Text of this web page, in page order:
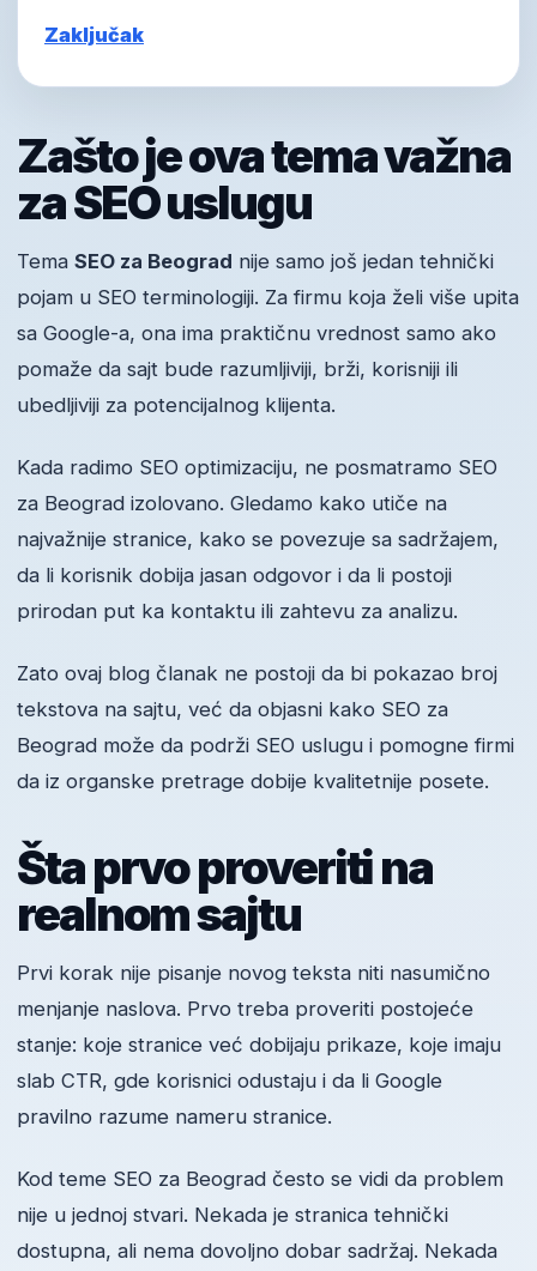
Zaključak
Zašto je ova tema važna
za SEO uslugu
Tema SEO za Beograd nije samo još jedan tehnički
pojam u SEO terminologiji. Za firmu koja želi više upita
sa Google-a, ona ima praktičnu vrednost samo ako
pomaže da sajt bude razumljiviji, brži, korisniji ili
ubedljiviji za potencijalnog klijenta.
Kada radimo SEO optimizaciju, ne posmatramo SEO
za Beograd izolovano. Gledamo kako utiče na
najvažnije stranice, kako se povezuje sa sadržajem,
da li korisnik dobija jasan odgovor i da li postoji
prirodan put ka kontaktu ili zahtevu za analizu.
Zato ovaj blog članak ne postoji da bi pokazao broj
tekstova na sajtu, već da objasni kako SEO za
Beograd može da podrži SEO uslugu i pomogne firmi
da iz organske pretrage dobije kvalitetnije posete.
Šta prvo proveriti na
realnom sajtu
Prvi korak nije pisanje novog teksta niti nasumično
menjanje naslova. Prvo treba proveriti postojeće
stanje: koje stranice već dobijaju prikaze, koje imaju
slab CTR, gde korisnici odustaju i da li Google
pravilno razume nameru stranice.
Kod teme SEO za Beograd često se vidi da problem
nije u jednoj stvari. Nekada je stranica tehnički
dostupna, ali nema dovoljno dobar sadržaj. Nekada